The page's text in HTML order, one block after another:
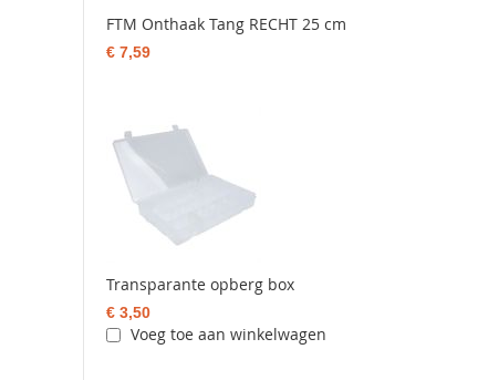
FTM Onthaak Tang RECHT 25 cm
€ 7,59
Transparante opberg box
€ 3,50
Voeg toe aan winkelwagen